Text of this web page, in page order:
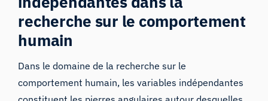
recherche sur le comportement
humain
Dans le domaine de la recherche sur le
comportement humain, les variables indépendantes